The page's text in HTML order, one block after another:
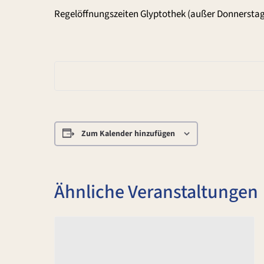
Regelöffnungszeiten Glyptothek (außer
Zum Kalender hinzufügen
Ähnliche Veranstaltungen